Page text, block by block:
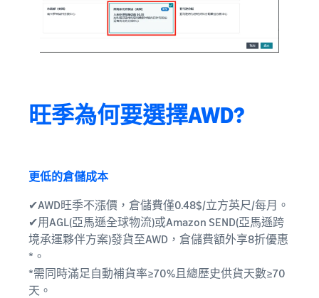
旺季為何要選擇AWD?
更低的倉儲成本
✔AWD旺季不漲價，倉儲費僅0.48$/立方英尺/每月。
✔用AGL(亞馬遜全球物流)或Amazon SEND(亞馬遜跨
境承運夥伴方案)發貨至AWD，倉儲費額外享8折優惠
*。
*需同時滿足自動補貨率≥70%且總歷史供貨天數≥70
天。